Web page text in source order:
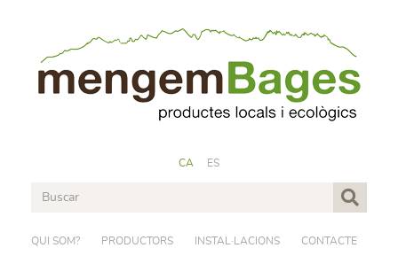
CA ES
QUI SOM? PRODUCTORS INSTAL·LACIONS CONTACTE